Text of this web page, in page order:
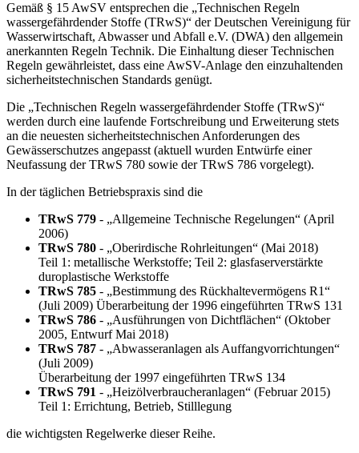
Gemäß § 15 AwSV entsprechen die „Technischen Regeln
wassergefährdender Stoffe (TRwS)“ der Deutschen Vereinigung für
Wasserwirtschaft, Abwasser und Abfall e.V. (DWA) den allgemein
anerkannten Regeln Technik. Die Einhaltung dieser Technischen
Regeln gewährleistet, dass eine AwSV-Anlage den einzuhaltenden
sicherheitstechnischen Standards genügt.
Die „Technischen Regeln wassergefährdender Stoffe (TRwS)“
werden durch eine laufende Fortschreibung und Erweiterung stets
an die neuesten sicherheitstechnischen Anforderungen des
Gewässerschutzes angepasst (aktuell wurden Entwürfe einer
Neufassung der TRwS 780 sowie der TRwS 786 vorgelegt).
In der täglichen Betriebspraxis sind die
TRwS 779 - „Allgemeine Technische Regelungen“ (April
2006)
TRwS 780 - „Oberirdische Rohrleitungen“ (Mai 2018)
Teil 1: metallische Werkstoffe; Teil 2: glasfaserverstärkte
duroplastische Werkstoffe
TRwS 785 - „Bestimmung des Rückhaltevermögens R1“
(Juli 2009) Überarbeitung der 1996 eingeführten TRwS 131
TRwS 786 - „Ausführungen von Dichtflächen“ (Oktober
2005, Entwurf Mai 2018)
TRwS 787 - „Abwasseranlagen als Auffangvorrichtungen“
(Juli 2009)
Überarbeitung der 1997 eingeführten TRwS 134
TRwS 791 - „Heizölverbraucheranlagen“ (Februar 2015)
Teil 1: Errichtung, Betrieb, Stilllegung
die wichtigsten Regelwerke dieser Reihe.